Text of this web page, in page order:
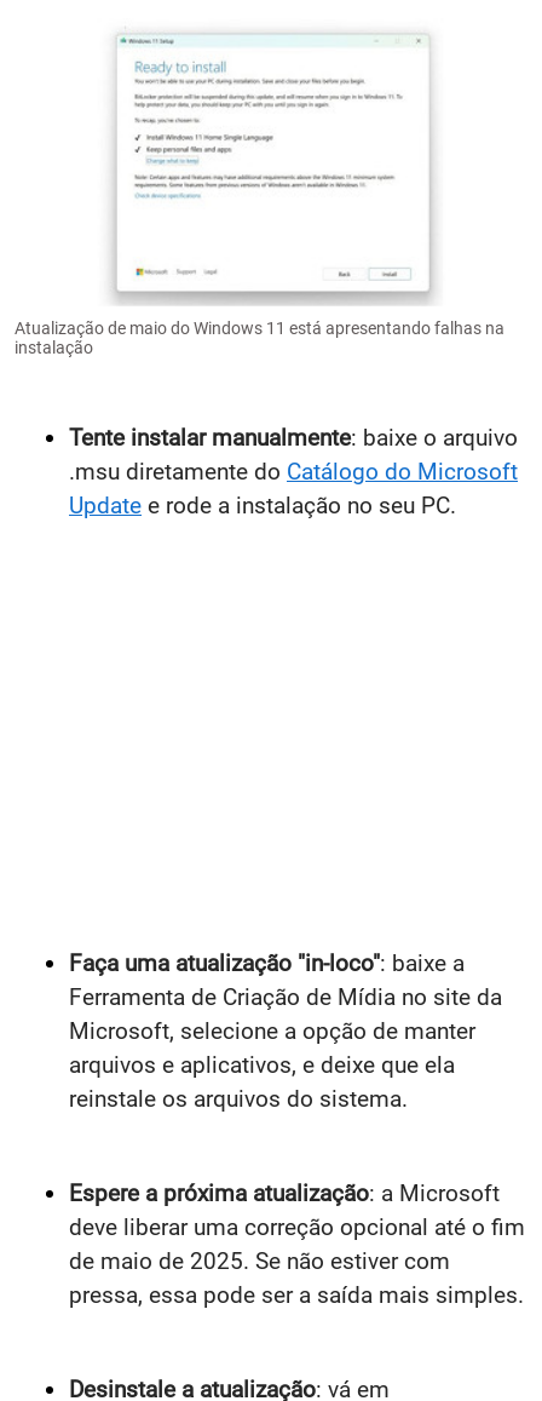
Atualização de maio do Windows 11 está apresentando falhas na
instalação
Tente instalar manualmente: baixe o arquivo
.msu diretamente do Catálogo do Microsoft
Update e rode a instalação no seu PC.
Faça uma atualização "in-loco": baixe a
Ferramenta de Criação de Mídia no site da
Microsoft, selecione a opção de manter
arquivos e aplicativos, e deixe que ela
reinstale os arquivos do sistema.
Espere a próxima atualização: a Microsoft
deve liberar uma correção opcional até o fim
de maio de 2025. Se não estiver com
pressa, essa pode ser a saída mais simples.
Desinstale a atualização: vá em